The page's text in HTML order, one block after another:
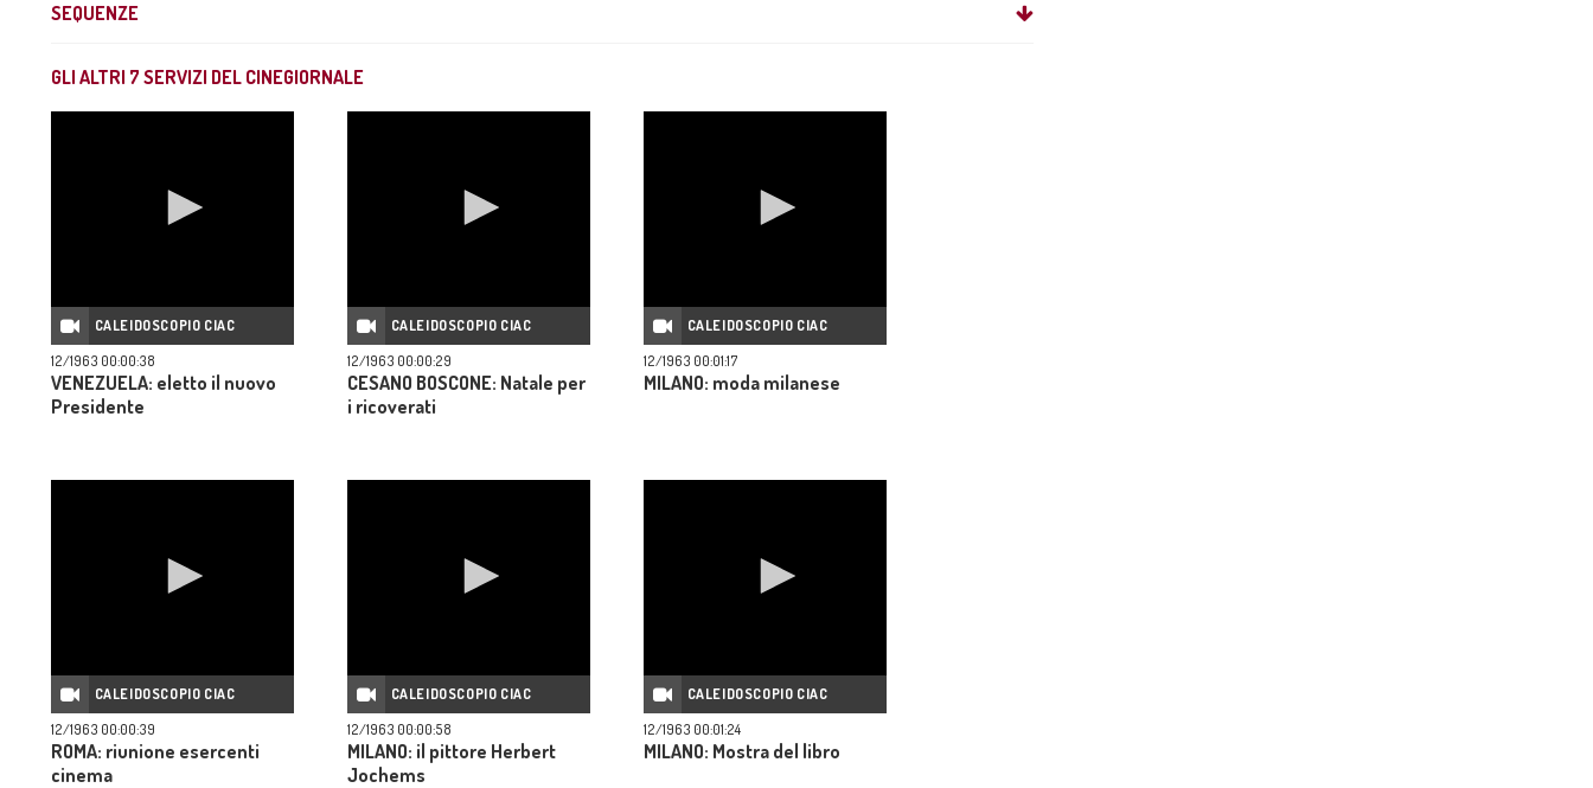
SEQUENZE
GLI ALTRI 7 SERVIZI DEL CINEGIORNALE
CALEIDOSCOPIO CIAC
12/1963 00:00:38
VENEZUELA: eletto il nuovo
Presidente
CALEIDOSCOPIO CIAC
12/1963 00:00:29
CESANO BOSCONE: Natale per
i ricoverati
CALEIDOSCOPIO CIAC
12/1963 00:01:17
MILANO: moda milanese
CALEIDOSCOPIO CIAC
12/1963 00:00:39
ROMA: riunione esercenti
cinema
CALEIDOSCOPIO CIAC
12/1963 00:00:58
MILANO: il pittore Herbert
Jochems
CALEIDOSCOPIO CIAC
12/1963 00:01:24
MILANO: Mostra del libro